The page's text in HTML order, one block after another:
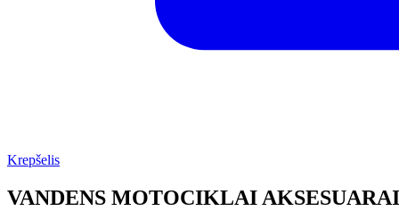
Krepšelis
VANDENS MOTOCIKLAI AKSESUARAI